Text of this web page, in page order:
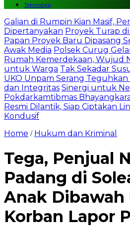
Teknologi
Galian di Rumpin Kian Masif,
Dipertanyakan Proyek Turap
Papan Proyek Baru Dipasang
Awak Media Polsek Curug
Rumah Kemerdekaan, Wujud
untuk Warga Tak Sekadar
UKO Unpam Serang
dan Integritas Sinergi untuk
Pokdarkamtibmas
Resmi Dilantik, Siap Ciptakan
Kondusif
Home / Hukum dan Kriminal
Tega, Penjual
Padang di
Anak Dibawah
Korban Lapor